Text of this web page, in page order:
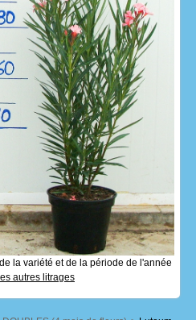
la variété et de la période de l'année
autres litrages